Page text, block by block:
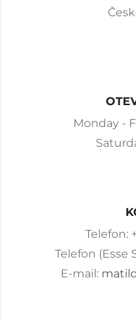
Monday -
Telefon:
Telefon (Esse
E-mail: